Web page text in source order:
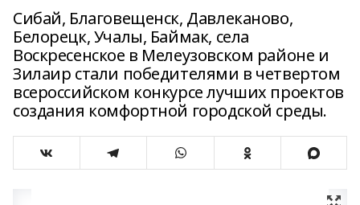
Сибай, Благовещенск, Давлеканово,
Белорецк, Учалы, Баймак, села
Воскресенское в Мелеузовском районе и
Зилаир стали победителями в четвертом
всероссийском конкурсе лучших проектов
создания комфортной городской среды.